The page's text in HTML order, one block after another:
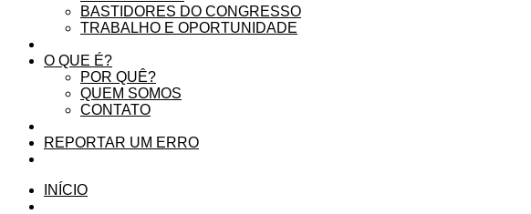
BASTIDORES DO CONGRESSO
TRABALHO E OPORTUNIDADE
O QUE É?
POR QUÊ?
QUEM SOMOS
CONTATO
REPORTAR UM ERRO
INÍCIO